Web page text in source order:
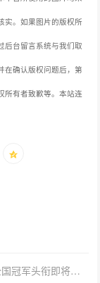
实。如果图片的版权所
后台留言系统与我们取
在确认版权问题后，第
所有者致歉等。本站连
上一篇：《永恒之塔》APL总决赛今晚决胜，全国冠军头衔即将揭晓！